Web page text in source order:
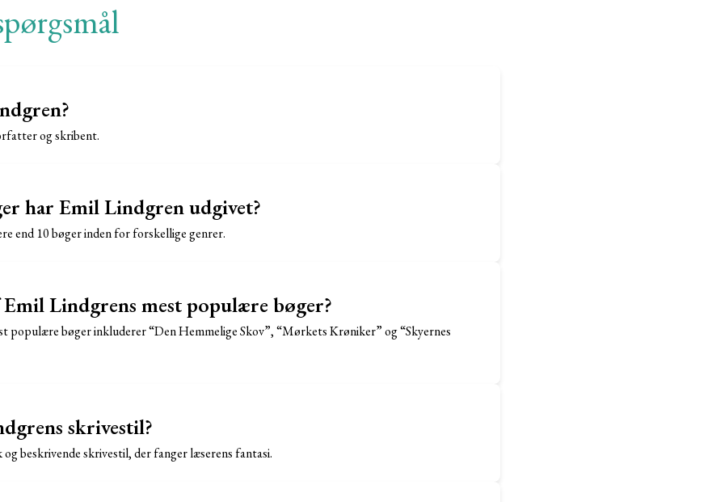
og skribent.
har Emil Lindgren udgivet?
end 10 bøger inden for forskellige genrer.
Lindgrens mest populære bøger?
populære bøger inkluderer “Den Hemmelige Skov”, “Mørkets Krøniker” og “Skyernes
skrivestil?
beskrivende skrivestil, der fanger læserens fantasi.